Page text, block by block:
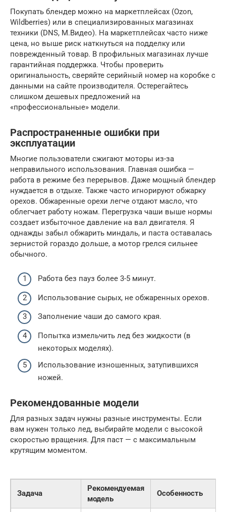
Покупать блендер можно на маркетплейсах (Ozon,
Wildberries) или в специализированных магазинах
техники (DNS, М.Видео). На маркетплейсах часто ниже
цена, но выше риск наткнуться на подделку или
поврежденный товар. В профильных магазинах лучше
гарантийная поддержка. Чтобы проверить
оригинальность, сверяйте серийный номер на коробке с
данными на сайте производителя. Остерегайтесь
слишком дешевых предложений на
«профессиональные» модели.
Распространенные ошибки при
эксплуатации
Многие пользователи сжигают моторы из-за
неправильного использования. Главная ошибка —
работа в режиме без перерывов. Даже мощный блендер
нуждается в отдыхе. Также часто игнорируют обжарку
орехов. Обжаренные орехи легче отдают масло, что
облегчает работу ножам. Перегрузка чаши выше нормы
создает избыточное давление на вал двигателя. Я
однажды забыл обжарить миндаль, и паста оставалась
зернистой гораздо дольше, а мотор грелся сильнее
обычного.
Работа без пауз более 3-5 минут.
Использование сырых, не обжаренных орехов.
Заполнение чаши до самого края.
Попытка измельчить лед без жидкости (в
некоторых моделях).
Использование изношенных, затупившихся
ножей.
Рекомендованные модели
Для разных задач нужны разные инструменты. Если
вам нужен только лед, выбирайте модели с высокой
скоростью вращения. Для паст — с максимальным
крутящим моментом.
Задача
Рекомендуемая
модель
Особенность